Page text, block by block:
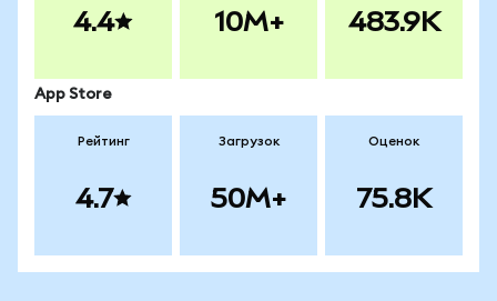
4.4 10M+ 483.9K
App Store
Рейтинг
4.7
Загрузок
50M+
Оценок
75.8K